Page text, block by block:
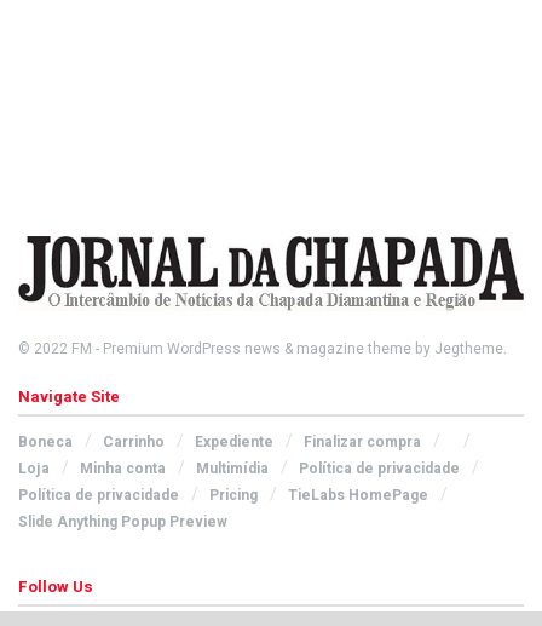
© 2022 FM - Premium WordPress news & magazine theme by Jegtheme.
Navigate Site
Boneca Carrinho Expediente
Finalizar compra
Loja
Minha conta Multimídia
Política de privacidade
Política de privacidade
Pricing
TieLabs HomePage
Slide Anything Popup Preview
Follow Us